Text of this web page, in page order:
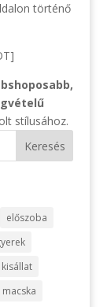
történő
stílusához.
előszoba
kisállat
macska